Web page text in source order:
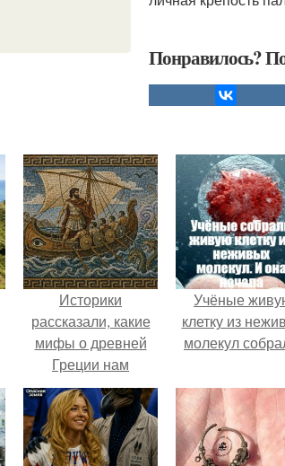
Понравилось?
Историки
рассказали, какие
мифы о древней
Греции нам
навязало кино.
Учёные
клетку из
молекул